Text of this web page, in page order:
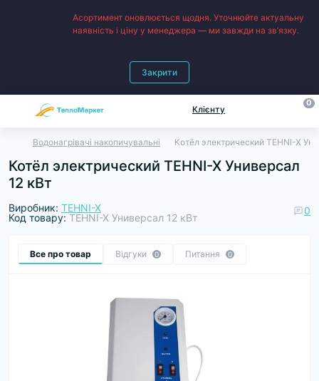
Асортимент оновлюється щодня. Уточнюйте актуальну
наявність і ціну у менеджера — ми завжди на зв’язку.
Закрити
Клієнту
0
Водонагрівачі накопичувальні Котёл электрический TEHNI-X
Котёл электрический TEHNI-X Универсал
12 кВт
Виробник: TEHNI-X
Код товару: TEHNI-X Универсал 12 кВт
0
Все про товар Відгуки 0 Питання 0